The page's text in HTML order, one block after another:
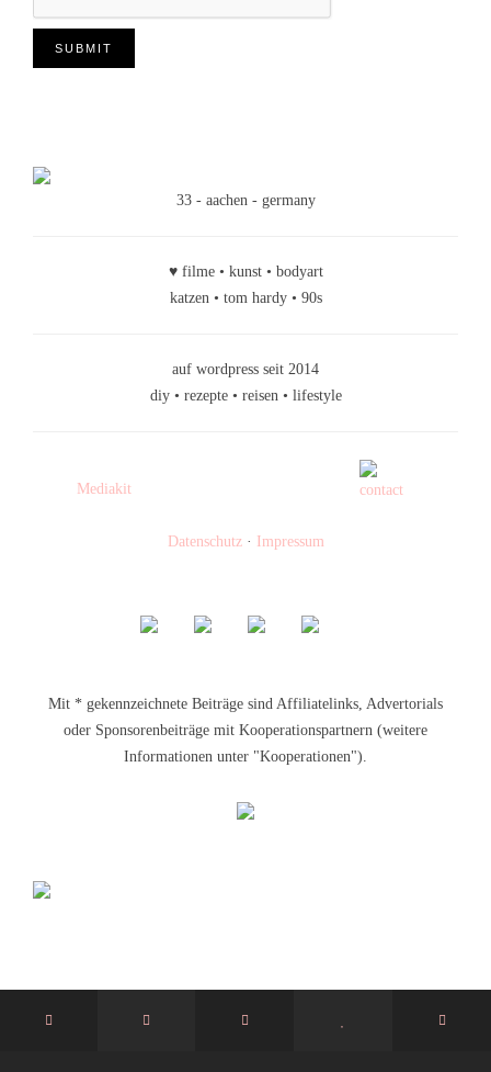
33 - aachen - germany
♥ filme • kunst • bodyart
katzen • tom hardy • 90s
auf wordpress seit 2014
diy • rezepte • reisen • lifestyle
Mediakit
Datenschutz· Impressum
Mit * gekennzeichnete Beiträge sind Affiliatelinks, Advertorials
oder Sponsorenbeiträge mit Kooperationspartnern (weitere
Informationen unter "Kooperationen").